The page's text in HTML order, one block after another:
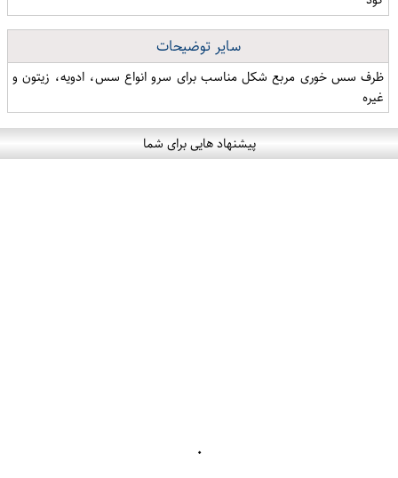
سایر توضیحات
ظرف سس خوری مربع شکل مناسب برای سرو انواع سس، ادویه، زیتون و
غیره
پیشنهاد هایی برای شما
۰